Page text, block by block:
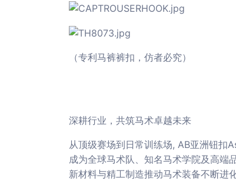
（专利马裤裤扣，仿者必究）
深耕行业，共筑马术卓越未来
从顶级赛场到日常训练场, AB亚洲钮扣
成为全球马术队、知名马术学院及高端
新材料与精工制造推动马术装备不断进化